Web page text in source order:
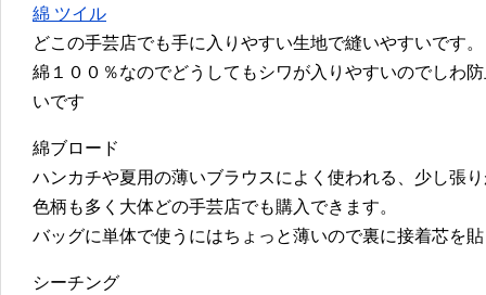
綿 ツイル
どこの手芸店でも手に入りやすい生地で縫いやすいです。
綿１００％なのでどうしてもシワが入りやすいのでしわ
いです
綿ブロード
ハンカチや夏用の薄いブラウスによく使われる、少し張
色柄も多く大体どの手芸店でも購入できます。
バッグに単体で使うにはちょっと薄いので裏に接着芯を
シーチング